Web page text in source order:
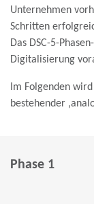
Unternehmen
Schritten
Das DSC-5-
Digitalisierung
Im Folgenden
bestehender
Phase 1